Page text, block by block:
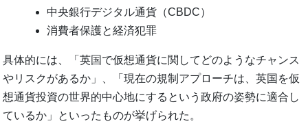
中央銀行デジタル通貨（CBDC）
消費者保護と経済犯罪
具体的には、「英国で仮想通貨に関してどのようなチャンス
やリスクがあるか」、「現在の規制アプローチは、英国を仮
想通貨投資の世界的中心地にするという政府の姿勢に適合し
ているか」といったものが挙げられた。